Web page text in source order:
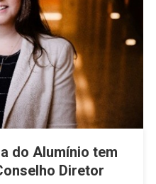
do Alumínio tem
Diretor